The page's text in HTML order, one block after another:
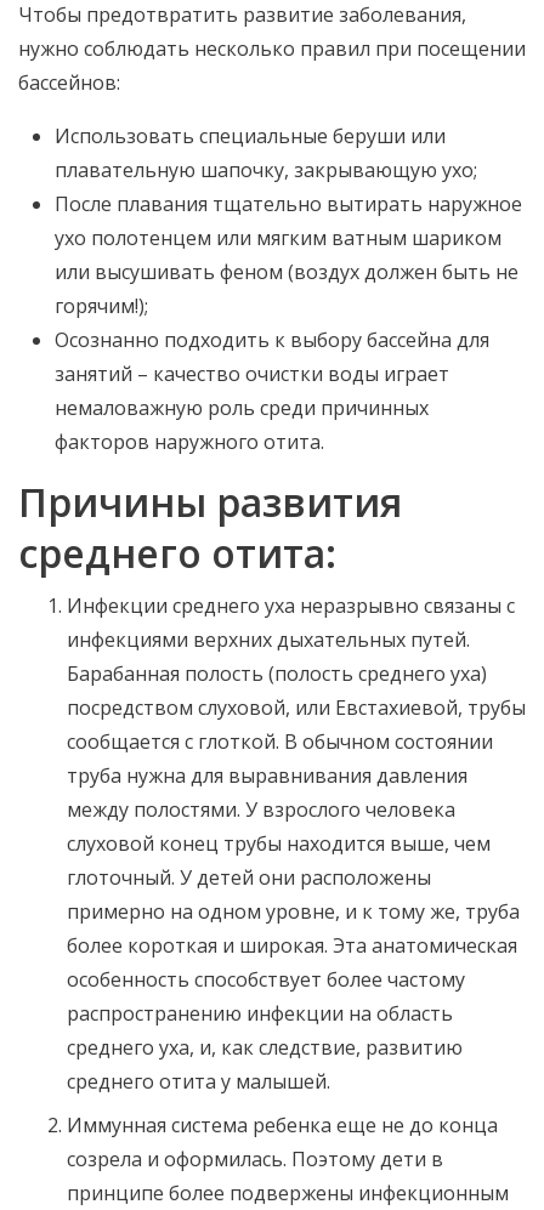
Чтобы предотвратить развитие заболевания,
нужно соблюдать несколько правил при посещении
бассейнов:
Использовать специальные беруши или
плавательную шапочку, закрывающую ухо;
После плавания тщательно вытирать наружное
ухо полотенцем или мягким ватным шариком
или высушивать феном (воздух должен быть не
горячим!);
Осознанно подходить к выбору бассейна для
занятий – качество очистки воды играет
немаловажную роль среди причинных
факторов наружного отита.
Причины развития
среднего отита:
Инфекции среднего уха неразрывно связаны с
инфекциями верхних дыхательных путей.
Барабанная полость (полость среднего уха)
посредством слуховой, или Евстахиевой, трубы
сообщается с глоткой. В обычном состоянии
труба нужна для выравнивания давления
между полостями. У взрослого человека
слуховой конец трубы находится выше, чем
глоточный. У детей они расположены
примерно на одном уровне, и к тому же, труба
более короткая и широкая. Эта анатомическая
особенность способствует более частому
распространению инфекции на область
среднего уха, и, как следствие, развитию
среднего отита у малышей.
Иммунная система ребенка еще не до конца
созрела и оформилась. Поэтому дети в
принципе более подвержены инфекционным